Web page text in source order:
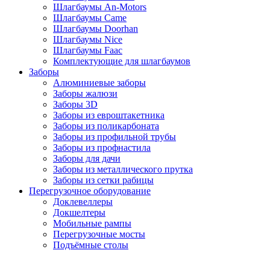
Шлагбаумы An-Motors
Шлагбаумы Came
Шлагбаумы Doorhan
Шлагбаумы Nice
Шлагбаумы Faac
Комплектующие для шлагбаумов
Заборы
Алюминиевые заборы
Заборы жалюзи
Заборы 3D
Заборы из евроштакетника
Заборы из поликарбоната
Заборы из профильной трубы
Заборы из профнастила
Заборы для дачи
Заборы из металлического прутка
Заборы из сетки рабицы
Перегрузочное оборудование
Доклевеллеры
Докшелтеры
Мобильные рампы
Перегрузочные мосты
Подъёмные столы